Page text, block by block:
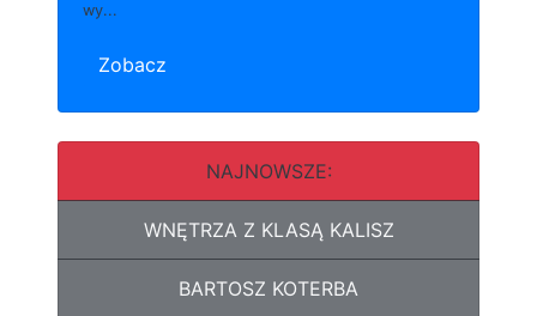
wy...
Zobacz
NAJNOWSZE:
WNĘTRZA Z KLASĄ KALISZ
BARTOSZ KOTERBA